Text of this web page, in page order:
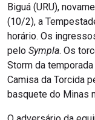
Biguá (URU),
(10/2), a
horário. Os
pelo Sympla. Os
Storm da
Camisa da Torcida
basquete do Minas